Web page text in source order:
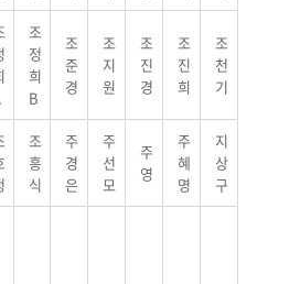
조
정
희
B
조
준
경
조
지
원
조
진
경
조
진
희
조
천
기
조
흥
식
주
경
은
주
선
모
주
영
주
혜
명
지
상
구